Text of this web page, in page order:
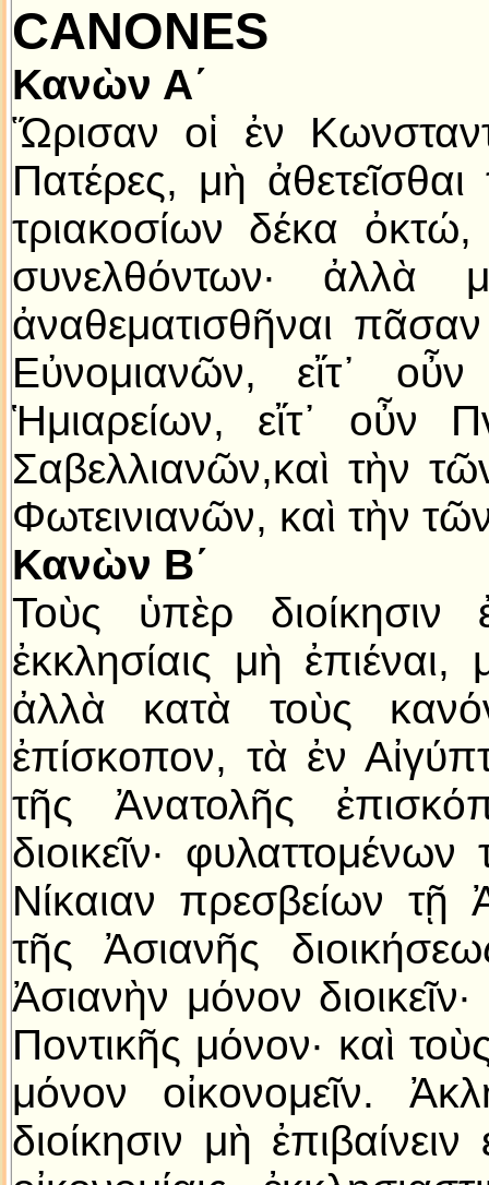
CANONES
Κανὼν Α´
Ὥρισαν οἱ ἐν
Πατέρες, μὴ
τριακοσίων δέκα
συνελθόντων· ἀλλὰ
ἀναθεματισθῆναι πᾶσαν
Εὐνομιανῶν, εἴτ᾿
Ἡμιαρείων, εἴτ᾿ οὖν
Σαβελλιανῶν,καὶ τὴν
Φωτεινιανῶν, καὶ τὴν
Κανὼν B´
Τοὺς ὑπὲρ διοίκησιν
ἐκκλησίαις μὴ ἐπιέναι,
ἀλλὰ κατὰ τοὺς
ἐπίσκοπον, τὰ ἐν
τῆς Ἀνατολῆς
διοικεῖν·
Νίκαιαν πρεσβείων τῇ
τῆς Ἀσιανῆς
Ἀσιανὴν μόνον
Ποντικῆς μόνον· καὶ
μόνον οἰκονομεῖν.
διοίκησιν μὴ